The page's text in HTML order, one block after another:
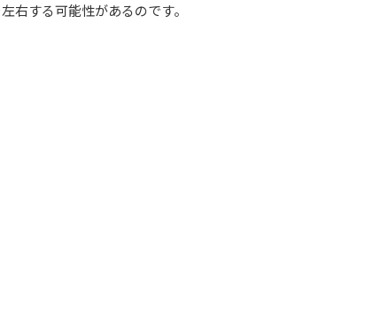
右する可能性があるのです。